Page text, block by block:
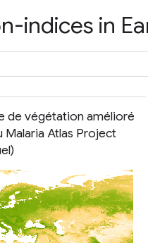
indices in
de végétation amélioré
Malaria Atlas Project